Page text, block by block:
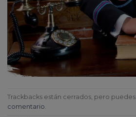
Trackbacks están cerrados, pero puedes
comentario